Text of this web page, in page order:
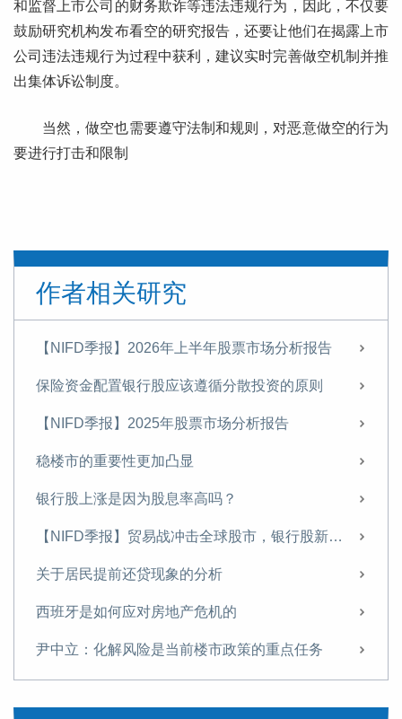
和监督上市公司的财务欺诈等违法违规行为，因此，不仅要
鼓励研究机构发布看空的研究报告，还要让他们在揭露上市
公司违法违规行为过程中获利，建议实时完善做空机制并推
出集体诉讼制度。
当然，做空也需要遵守法制和规则，对恶意做空的行为
要进行打击和限制
作者相关研究
【NIFD季报】2026年上半年股票市场分析报告
保险资金配置银行股应该遵循分散投资的原则
【NIFD季报】2025年股票市场分析报告
稳楼市的重要性更加凸显
银行股上涨是因为股息率高吗？
【NIFD季报】贸易战冲击全球股市，银行股新高之后存隐忧——2025年第二季度股票市场
关于居民提前还贷现象的分析
西班牙是如何应对房地产危机的
尹中立：化解风险是当前楼市政策的重点任务